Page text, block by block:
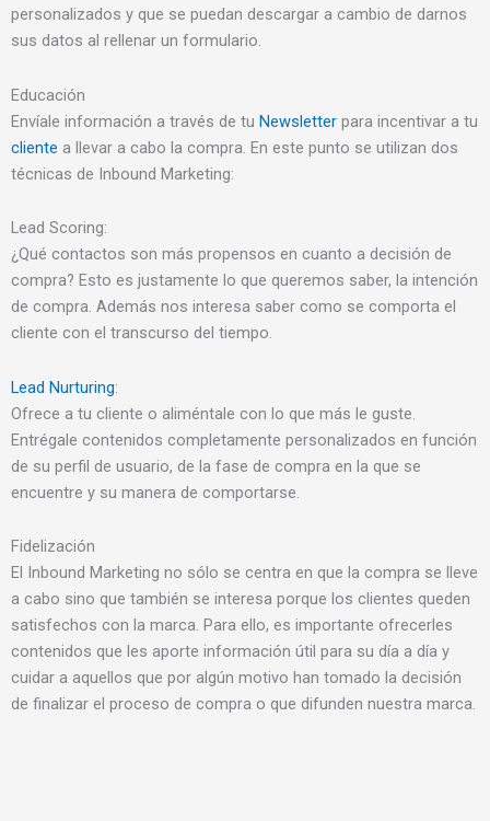
personalizados y que se puedan descargar a cambio de darnos
sus datos al rellenar un formulario.
Educación
Envíale información a través de tu Newsletter para incentivar a tu
cliente a llevar a cabo la compra. En este punto se utilizan dos
técnicas de Inbound Marketing:
Lead Scoring:
¿Qué contactos son más propensos en cuanto a decisión de
compra? Esto es justamente lo que queremos saber, la intención
de compra. Además nos interesa saber como se comporta el
cliente con el transcurso del tiempo.
Lead Nurturing:
Ofrece a tu cliente o aliméntale con lo que más le guste.
Entrégale contenidos completamente personalizados en función
de su perfil de usuario, de la fase de compra en la que se
encuentre y su manera de comportarse.
Fidelización
El Inbound Marketing no sólo se centra en que la compra se lleve
a cabo sino que también se interesa porque los clientes queden
satisfechos con la marca. Para ello, es importante ofrecerles
contenidos que les aporte información útil para su día a día y
cuidar a aquellos que por algún motivo han tomado la decisión
de finalizar el proceso de compra o que difunden nuestra marca.